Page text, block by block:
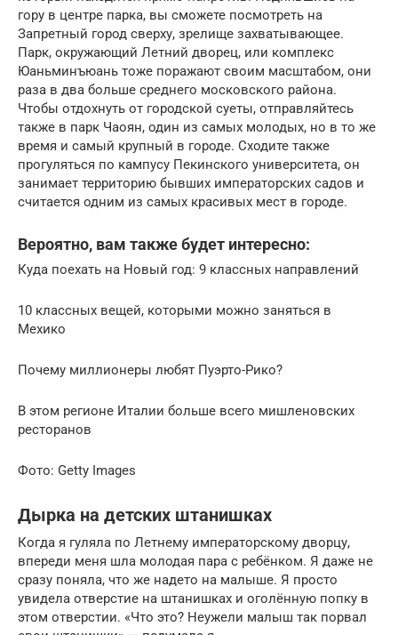
гору в центре парка, вы сможете посмотреть на
Запретный город сверху, зрелище захватывающее.
Парк, окружающий Летний дворец, или комплекс
Юаньминъюань тоже поражают своим масштабом, они
раза в два больше среднего московского района.
Чтобы отдохнуть от городской суеты, отправляйтесь
также в парк Чаоян, один из самых молодых, но в то же
время и самый крупный в городе. Сходите также
прогуляться по кампусу Пекинского университета, он
занимает территорию бывших императорских садов и
считается одним из самых красивых мест в городе.
Вероятно, вам также будет интересно:
Куда поехать на Новый год: 9 классных направлений
10 классных вещей, которыми можно заняться в
Мехико
Почему миллионеры любят Пуэрто-Рико?
В этом регионе Италии больше всего мишленовских
ресторанов
Фото: Getty Images
Дырка на детских штанишках
Когда я гуляла по Летнему императорскому дворцу,
впереди меня шла молодая пара с ребёнком. Я даже не
сразу поняла, что же надето на малыше. Я просто
увидела отверстие на штанишках и оголённую попку в
этом отверстии. «Что это? Неужели малыш так порвал